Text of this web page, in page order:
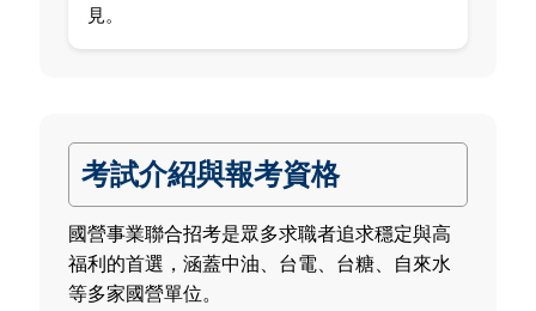
見。
考試介紹與報考資格
國營事業聯合招考是眾多求職者追求穩定與高
福利的首選，涵蓋中油、台電、台糖、自來水
等多家國營單位。